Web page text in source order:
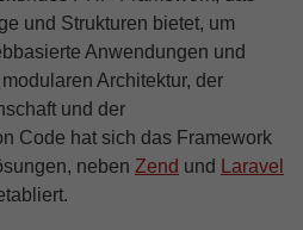
und Strukturen bietet, um
Anwendungen und
Architektur, der
und der
Code hat sich das Framework
neben Zend und
Laravel